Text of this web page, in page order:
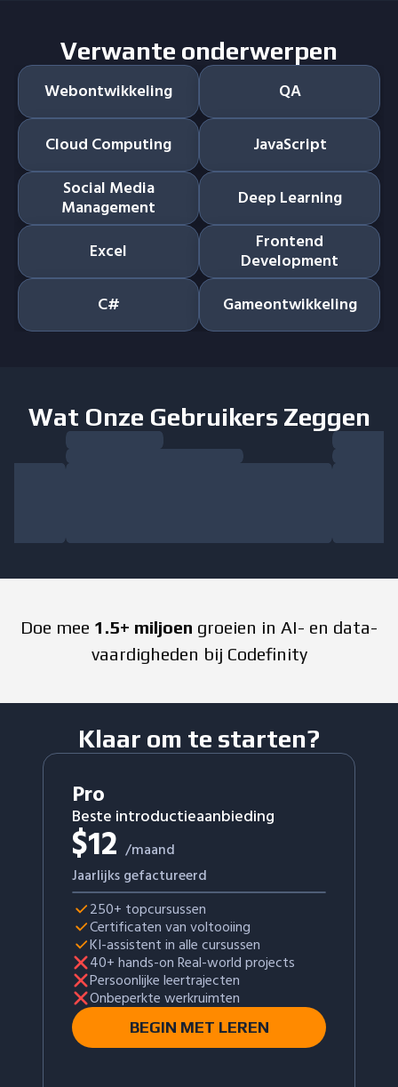
Verwante onderwerpen
Webontwikkeling QA
Cloud Computing
JavaScript
Social Media
Management Deep Learning
Excel Frontend
Development
C#
Gameontwikkeling
Wat Onze Gebruikers Zeggen
Doe mee 1.5+ miljoen groeien in AI- en data-
vaardigheden bij Codefinity
Klaar om te starten?
Pro
Beste introductieaanbieding
$12 /maand
Jaarlijks gefactureerd
250+ topcursussen
Certificaten van voltooiing
KI-assistent in alle cursussen
40+ hands-on Real-world projects
Persoonlijke leertrajecten
Onbeperkte werkruimten
BEGIN MET LEREN